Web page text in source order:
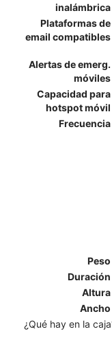
inalámbrica
Plataformas de
email compatibles
Alertas de emerg.
móviles
Capacidad para
hotspot móvil
Frecuencia
Peso
Duración
Altura
Ancho
¿Qué hay en la